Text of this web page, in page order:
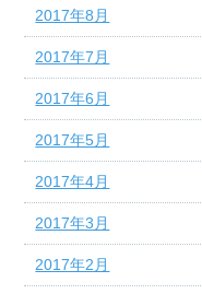
2017年8月
2017年7月
2017年6月
2017年5月
2017年4月
2017年3月
2017年2月